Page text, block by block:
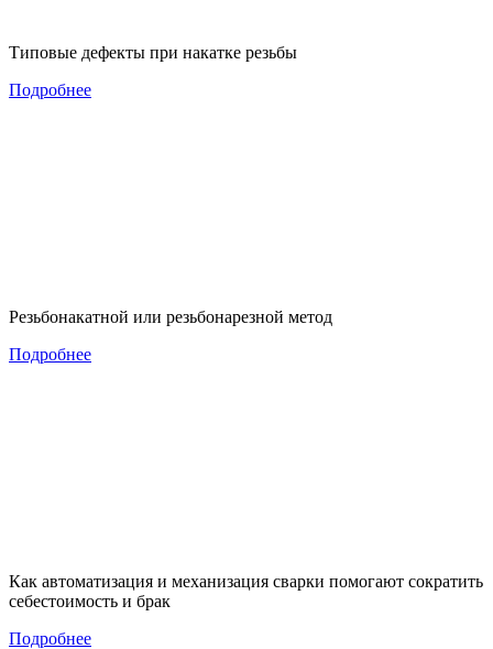
Типовые дефекты при накатке резьбы
Подробнее
Резьбонакатной или резьбонарезной метод
Подробнее
Как автоматизация и механизация сварки помогают сократить
себестоимость и брак
Подробнее